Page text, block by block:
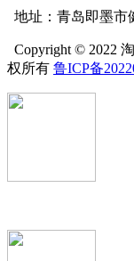
地址：青岛即墨市
Copyright © 2022
权所有 鲁ICP备